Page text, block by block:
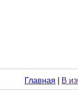
Главная В